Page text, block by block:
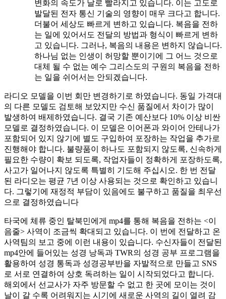
변화의 속도가 날로 빨라지고 있습니다. 이는 고도로
발달된 전자 통신 기술의 영향이 매우 크다고 합니다.
더불어 세상도 빠르게 변하고 있습니다. 복음을 전하
는 일에 있어서도 전달의 방법과 형식이 빠르게 변하
고 있습니다. 그러나, 복음의 내용은 변하지 않습니다.
하나님 없는 인생이 허망할 뿐이기에 그 어느 것으로
대체 될 수 없는 예수 그리스도의 구원의 복음을 전하
는 일을 쉬어서는 안되겠습니다.
라디오 모델을 이번 회만 변경하기로 하였습니다. 동일 가격대
의 다른 모델도 검토해 보았지만 수신 품질에서 차이가 많이
발생하여 배제하였습니다. 결국 기존 예산보다 10% 이상 비싼
모델로 결정하였습니다. 이 모델은 이어폰과 와이어 안테나가
포함되어 있지 않기에 별도 구입하여 포장하는 작업을 추가로
진행해야 합니다. 불량품이 하나도 포함되지 않도록, 신속하게
필요한 수량이 확보 되도록, 작업자들이 정확하게 포장하도록,
사고가 일어나지 않도록 특별히 기도해 주십시오. 한 번 전달
된 라디오는 평균 7년 이상 사용되는 것으로 확인하고 있습니
다. 그렇기에 재정적 부담이 있음에도 불구하고 품질을 최우선
으로 결정하였습니다
타국에 체류 중인 탈북민에게 mp4를 통해 복음을 전하는 <이
음줄> 사역이 조금씩 확대되고 있습니다. 이 번에 전달하고 온
사역팀의 보고 중에 이런 내용이 있습니다. 수신자들이 전달된
mp4안에 들어있는 성경 낭독과 TWR의 성경 공부 프로그램을
활용하여 성경 통독과 성경공부반을 자발적으로 만들고 SNS
로 서로 연결하여 상호 독려하는 일이 시작되었다고 합니다.
해외에서 선교사가 자주 방문할 수 없고 한 곳에 모이는 것이
날이 갈 수록 어려워지는 시기에 새로운 사역의 길이 열려 감